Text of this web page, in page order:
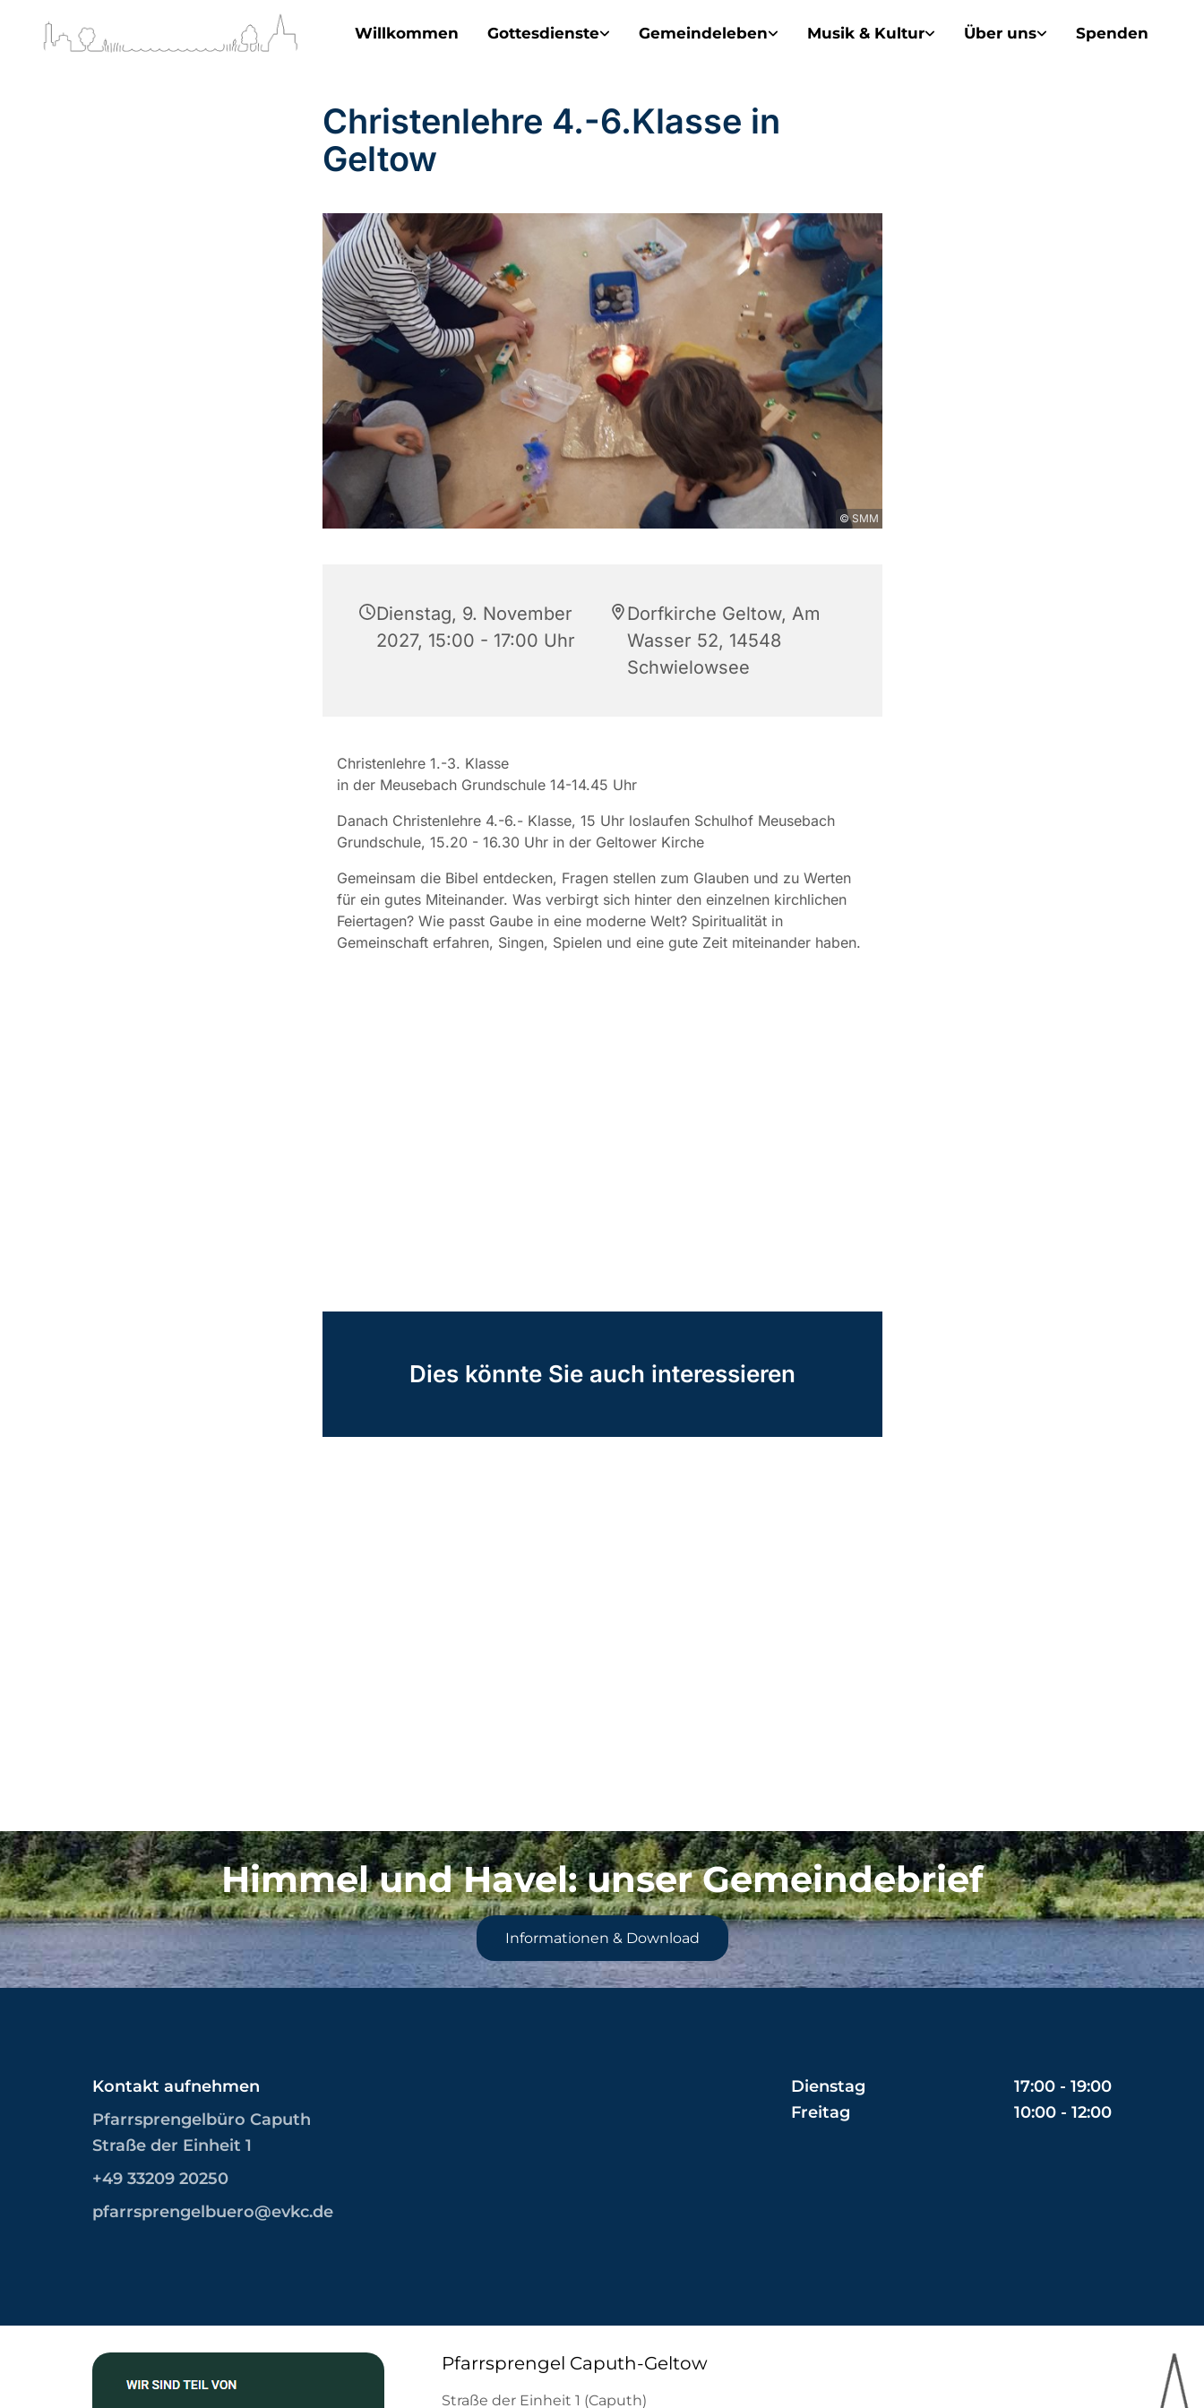
Willkommen Gottesdienste Gemeindeleben Musik & Kultur Über uns Spenden
Christenlehre 4.-6.Klasse in
Geltow
© SMM
Dienstag, 9. November
2027, 15:00 - 17:00 Uhr
Dorfkirche Geltow, Am
Wasser 52, 14548
Schwielowsee
Christenlehre 1.-3. Klasse
in der Meusebach Grundschule 14-14.45 Uhr
Danach Christenlehre 4.-6.- Klasse, 15 Uhr loslaufen Schulhof Meusebach
Grundschule, 15.20 - 16.30 Uhr in der Geltower Kirche
Gemeinsam die Bibel entdecken, Fragen stellen zum Glauben und zu Werten
für ein gutes Miteinander. Was verbirgt sich hinter den einzelnen kirchlichen
Feiertagen? Wie passt Gaube in eine moderne Welt? Spiritualität in
Gemeinschaft erfahren, Singen, Spielen und eine gute Zeit miteinander haben.
Dies könnte Sie auch interessieren
Himmel und Havel: unser Gemeindebrief
Informationen & Download
Kontakt aufnehmen
Pfarrsprengelbüro Caputh
Straße der Einheit 1
+49 33209 20250
pfarrsprengelbuero@evkc.de
Dienstag
17:00 - 19:00
Freitag
10:00 - 12:00
Pfarrsprengel Caputh-Geltow
Straße der Einheit 1 (Caputh)